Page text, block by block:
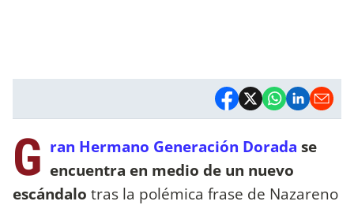
G ran Hermano Generación Dorada se
encuentra en medio de un nuevo
escándalo tras la polémica frase de Nazareno